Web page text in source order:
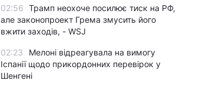
02:56 Трамп неохоче посилює тиск на РФ,
але законопроект Грема змусить його
вжити заходів, - WSJ
02:23
Мелоні відреагувала на вимогу
Іспанії щодо прикордонних перевірок у
Шенгені